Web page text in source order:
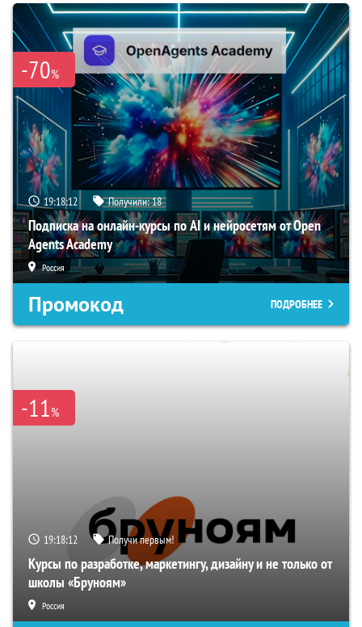
-70%
19:18:11 Получили:18
Подписка на онлайн-курсы по AI и нейросетям от Open
Agents Academy
Россия
Промокод ПОДРОБНЕЕ
-11%
19:18:11 Получи первым!
Курсы по разработке, маркетингу, дизайну и не только от
школы «Бруноям»
Россия